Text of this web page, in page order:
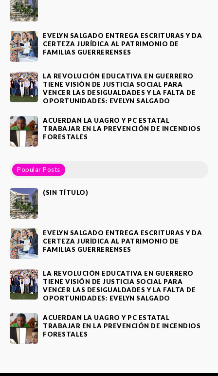
EVELYN SALGADO ENTREGA ESCRITURAS Y DA
CERTEZA JURÍDICA AL PATRIMONIO DE
FAMILIAS GUERRERENSES
LA REVOLUCIÓN EDUCATIVA EN GUERRERO
TIENE VISIÓN DE JUSTICIA SOCIAL PARA
VENCER LAS DESIGUALDADES Y LA FALTA DE
OPORTUNIDADES: EVELYN SALGADO
ACUERDAN LA UAGRO Y PC ESTATAL
TRABAJAR EN LA PREVENCIÓN DE INCENDIOS
FORESTALES
Popular Posts
(SIN TÍTULO)
EVELYN SALGADO ENTREGA ESCRITURAS Y DA
CERTEZA JURÍDICA AL PATRIMONIO DE
FAMILIAS GUERRERENSES
LA REVOLUCIÓN EDUCATIVA EN GUERRERO
TIENE VISIÓN DE JUSTICIA SOCIAL PARA
VENCER LAS DESIGUALDADES Y LA FALTA DE
OPORTUNIDADES: EVELYN SALGADO
ACUERDAN LA UAGRO Y PC ESTATAL
TRABAJAR EN LA PREVENCIÓN DE INCENDIOS
FORESTALES